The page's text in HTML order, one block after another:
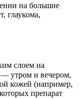
на большие
глаукома,
слоем на
— утром и вечером,
кожей (например,
препарат